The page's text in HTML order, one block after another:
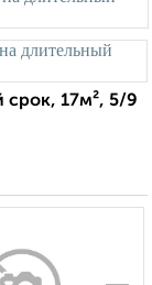
срок, 17м², 5/9